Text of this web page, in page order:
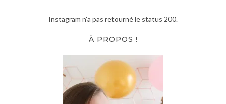
Instagram n'a pas retourné le status 200.
À PROPOS !